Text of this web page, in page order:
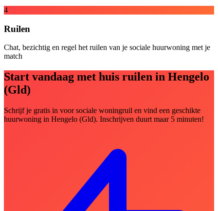
4
Ruilen
Chat, bezichtig en regel het ruilen van je sociale huurwoning met je
match
Start vandaag met huis ruilen in Hengelo
(Gld)
Schrijf je gratis in voor sociale woningruil en vind een geschikte
huurwoning in Hengelo (Gld). Inschrijven duurt maar 5 minuten!